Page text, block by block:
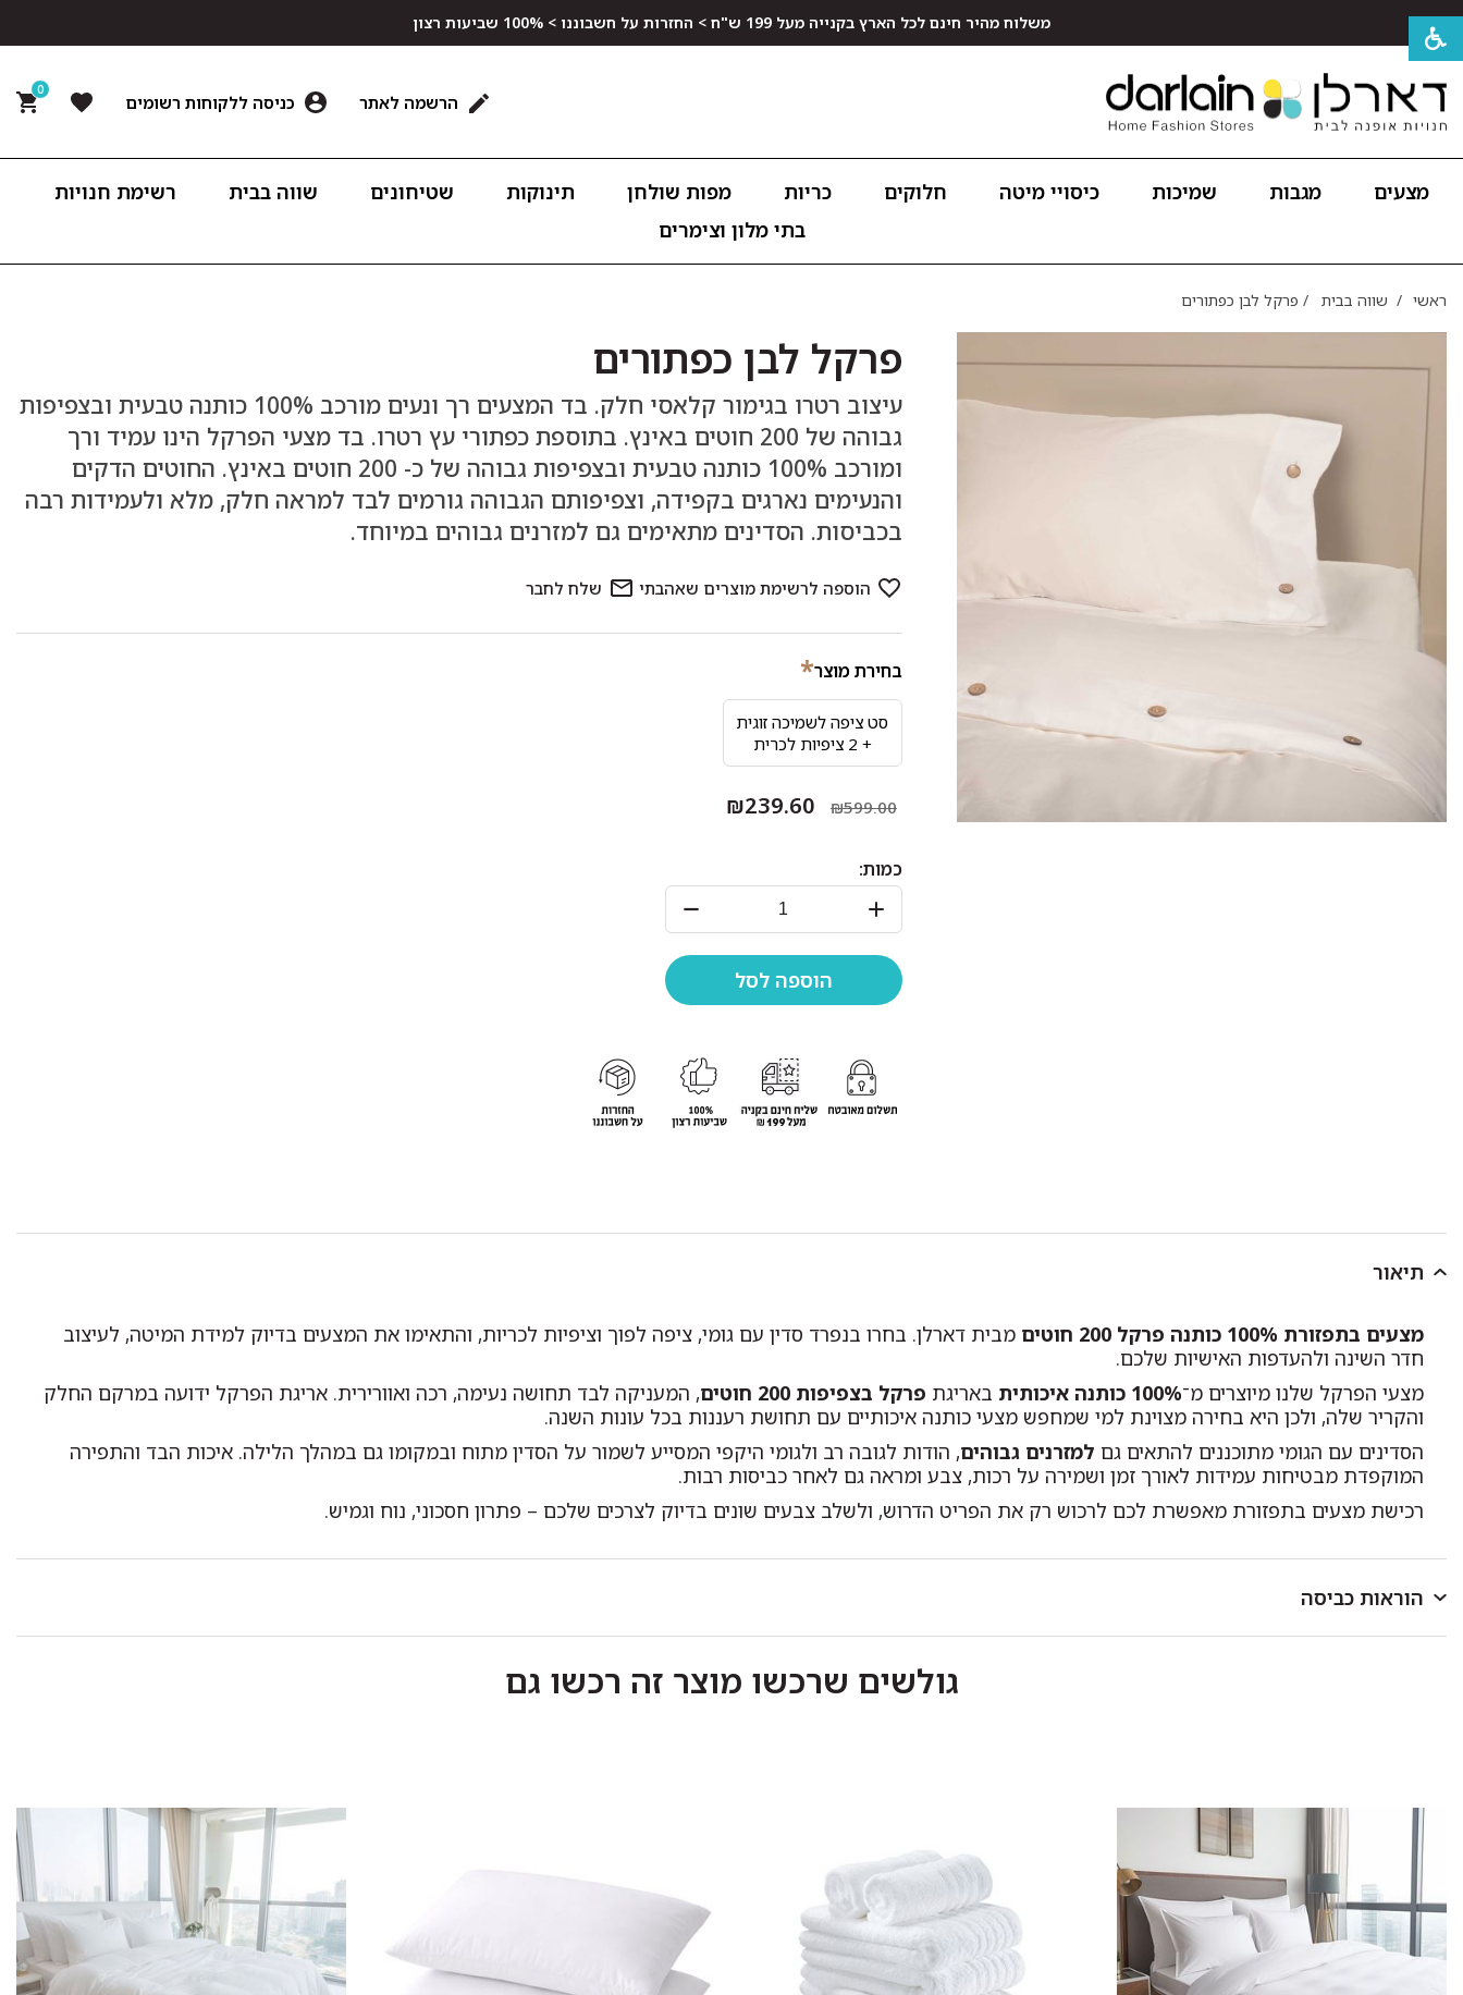
משלוח מהיר חינם לכל הארץ בקנייה מעל 199 ש"ח > החזרות על חשבוננו > 100% שביעות רצון
הרשמה לאתר כניסה ללקוחות רשומים
0
מצעים מגבות שמיכות כיסויי מיטה חלוקים כריות מפות שולחן תינוקות שטיחונים שווה בבית
רשימת חנויות
בתי מלון וצימרים
ראשי / שווה בבית / פרקל לבן כפתורים
פרקל לבן כפתורים
עיצוב רטרו בגימור קלאסי חלק. בד המצעים רך ונעים מורכב 100% כותנה טבעית ובצפיפות
גבוהה של 200 חוטים באינץ. בתוספת כפתורי עץ רטרו. בד מצעי הפרקל הינו עמיד ורך
ומורכב 100% כותנה טבעית ובצפיפות גבוהה של כ- 200 חוטים באינץ. החוטים הדקים
והנעימים נארגים בקפידה, וצפיפותם הגבוהה גורמים לבד למראה חלק, מלא ולעמידות רבה
בכביסות. הסדינים מתאימים גם למזרנים גבוהים במיוחד.
בחירת מוצר*
סט ציפה לשמיכה זוגית
+ 2 ציפיות לכרית
₪599.00
₪239.60
כמות:
תיאור
מצעים בתפזורת 100% כותנה פרקל 200 חוטים
מבית דארלן. בחרו בנפרד סדין עם גומי, ציפה לפוך וציפיות לכריות, והתאימו את המצעים בדיוק למידת המיטה, לעיצוב
חדר השינה ולהעדפות האישיות שלכם.
מצעי הפרקל שלנו מיוצרים מ־100% כותנה איכותית באריגת פרקל בצפיפות 200 חוטים
, המעניקה לבד תחושה נעימה, רכה ואוורירית. אריגת הפרקל ידועה במרקם החלק
והקריר שלה, ולכן היא בחירה מצוינת למי שמחפש מצעי כותנה איכותיים עם תחושת רעננות בכל עונות השנה.
הסדינים עם הגומי מתוכננים להתאים גם למזרנים גבוהים, הודות לגובה רב ולגומי היקפי המסייע לשמור על הסדין מתוח ובמקומו גם במהלך הלילה. איכות הבד והתפירה
המוקפדת מבטיחות עמידות לאורך זמן ושמירה על רכות, צבע ומראה גם לאחר כביסות רבות.
רכישת מצעים בתפזורת מאפשרת לכם לרכוש רק את הפריט הדרוש, ולשלב צבעים שונים בדיוק לצרכים שלכם – פתרון חסכוני, נוח וגמיש.
הוראות כביסה
גולשים שרכשו מוצר זה רכשו גם